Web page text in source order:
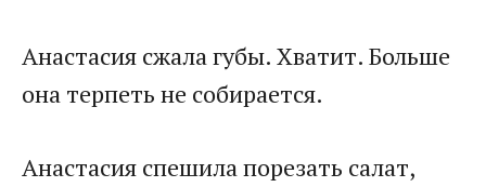
Анастасия сжала губы. Хватит. Больше
она терпеть не собирается.
Анастасия спешила порезать салат,